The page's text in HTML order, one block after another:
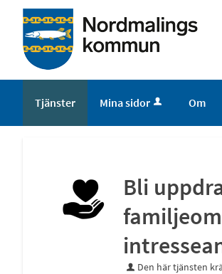
Tjänster Mina sidor Om
Bli
Den här tjänsten